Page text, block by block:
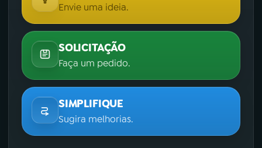
Envie uma ideia.
SOLICITAÇÃO
Faça um pedido.
SIMPLIFIQUE
Sugira melhorias.